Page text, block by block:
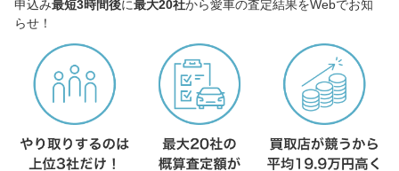
申込み最短3時間後に最大20社から愛車の査定結果をWebでお知
らせ！